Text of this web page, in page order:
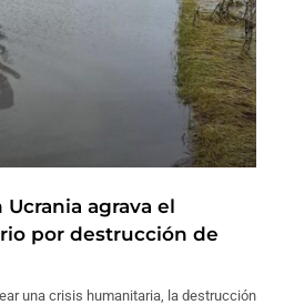
agrava el
por destrucción de
una crisis humanitaria, la destrucción